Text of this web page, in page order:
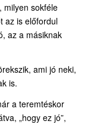
milyen sokféle
az is előfordul
az a másiknak
ami jó neki,
is.
a teremtéskor
„hogy ez jó”,